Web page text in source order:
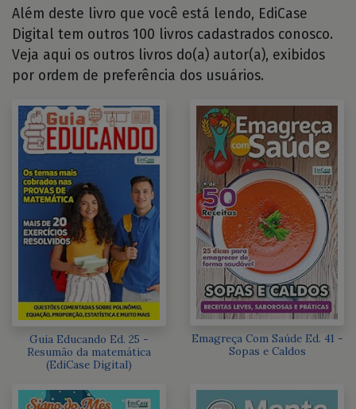
Além deste livro que você está lendo, EdiCase
Digital tem outros 100 livros cadastrados conosco.
Veja aqui os outros livros do(a) autor(a), exibidos
por ordem de preferência dos usuários.
Guia Educando Ed. 25 -
Resumão da matemática
(EdiCase Digital)
Emagreça Com Saúde Ed. 41 -
Sopas e Caldos